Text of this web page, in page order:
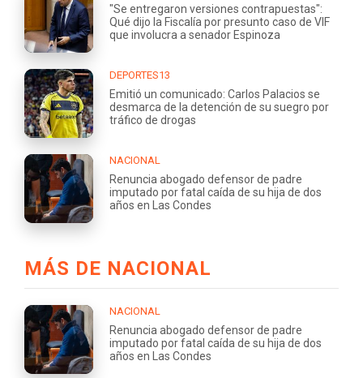
"Se entregaron versiones contrapuestas":
Qué dijo la Fiscalía por presunto caso de VIF
que involucra a senador Espinoza
DEPORTES13
Emitió un comunicado: Carlos Palacios se
desmarca de la detención de su suegro por
tráfico de drogas
NACIONAL
Renuncia abogado defensor de padre
imputado por fatal caída de su hija de dos
años en Las Condes
MÁS DE NACIONAL
NACIONAL
Renuncia abogado defensor de padre
imputado por fatal caída de su hija de dos
años en Las Condes